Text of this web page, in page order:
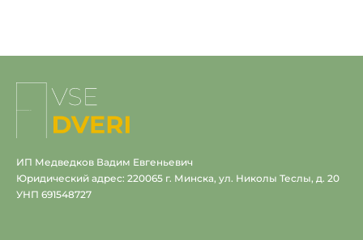
ИП Медведков Вадим Евгеньевич
Юридический адрес: 220065 г. Минска, ул. Николы Теслы, д. 20
УНП 691548727